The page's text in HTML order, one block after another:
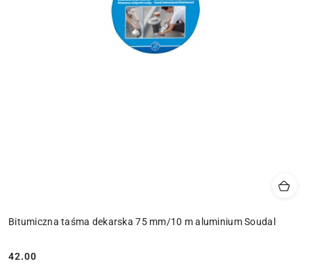
Bitumiczna taśma dekarska 75 mm/10 m aluminium Soudal
42.00